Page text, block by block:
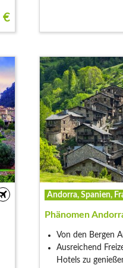
€
Andorra, Spanien,
Phänomen
Von den Bergen
Ausreichend
Hotels zu